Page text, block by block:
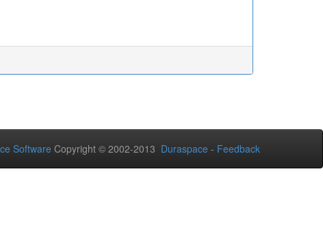
Software Copyright © 2002-2013 Duraspace - Feedback